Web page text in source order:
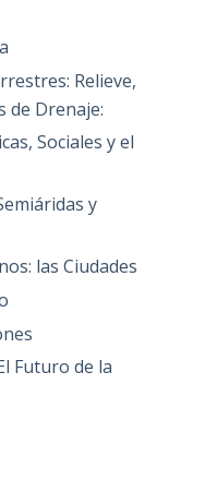
Relieve,
de Drenaje:
Sociales y el
y
las Ciudades
Futuro de la